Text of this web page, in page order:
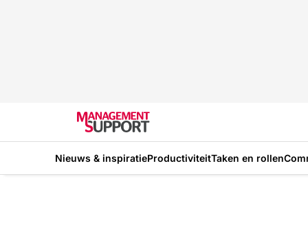
Nieuws & inspiratieProductiviteitTaken en rollen